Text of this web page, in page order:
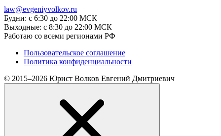
law@evgeniyvolkov.ru
Будни: с 6:30 до 22:00 МСК
Выходные: с 8:30 до 22:00 МСК
Работаю со всеми регионами РФ
Пользовательское соглашение
Политика конфиденциальности
© 2015–2026 Юрист Волков Евгений Дмитриевич